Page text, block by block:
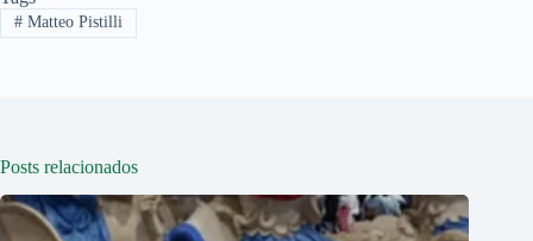
#Matteo Pistilli
Posts relacionados